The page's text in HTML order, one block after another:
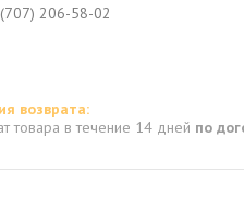
206-58-02
товара в течение 14 дней по